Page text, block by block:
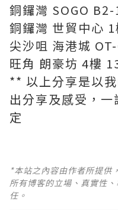
銅鑼灣 SOGO
銅鑼灣 世貿中心
尖沙咀 海港城
旺角 朗豪坊 4樓
** 以上分享是以
出分享及感受，
定
*本站之內容由作者所提供
所有博客的立場、真實性
任。